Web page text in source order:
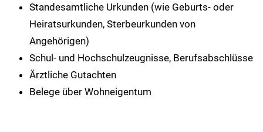
Standesamtliche Urkunden (wie Geburts- oder
Heiratsurkunden, Sterbeurkunden von
Angehörigen)
Schul- und Hochschulzeugnisse, Berufsabschlüsse
Ärztliche Gutachten
Belege über Wohneigentum